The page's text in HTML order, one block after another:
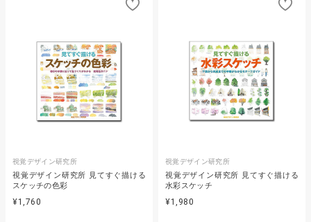
視覚デザイン研究所
視覚デザイン研究所 見てすぐ描ける
スケッチの色彩
¥1,760
視覚デザイン研究所
視覚デザイン研究所 見てすぐ描ける
水彩スケッチ
¥1,980